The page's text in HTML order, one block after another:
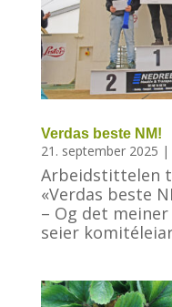
Verdas beste NM!
21. september 2025 |
Arbeidstittelen
«Verdas beste
– Og det
seier